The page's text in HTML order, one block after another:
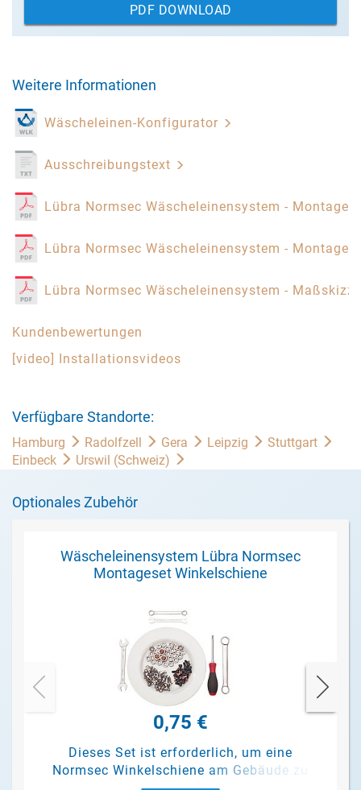
PDF DOWNLOAD
Weitere Informationen
Wäscheleinen-Konfigurator
Ausschreibungstext
Lübra Normsec Wäscheleinensystem -
Lübra Normsec Wäscheleinensystem -
Lübra Normsec Wäscheleinensystem -
Kundenbewertungen
[video] Installationsvideos
Verfügbare Standorte:
Hamburg Radolfzell Gera Leipzig
Stuttgart
Einbeck
Urswil (Schweiz)
Optionales Zubehör
Wäscheleinensystem Lübra Normsec
Montageset Winkelschiene
0,75 €
Dieses Set ist erforderlich, um eine
Normsec Winkelschiene am Gebäude zu